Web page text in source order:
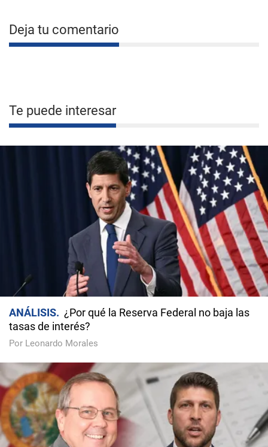
Deja tu comentario
Te puede interesar
ANÁLISIS
¿Por qué la Reserva Federal no baja las
tasas de interés?
Por Leonardo Morales